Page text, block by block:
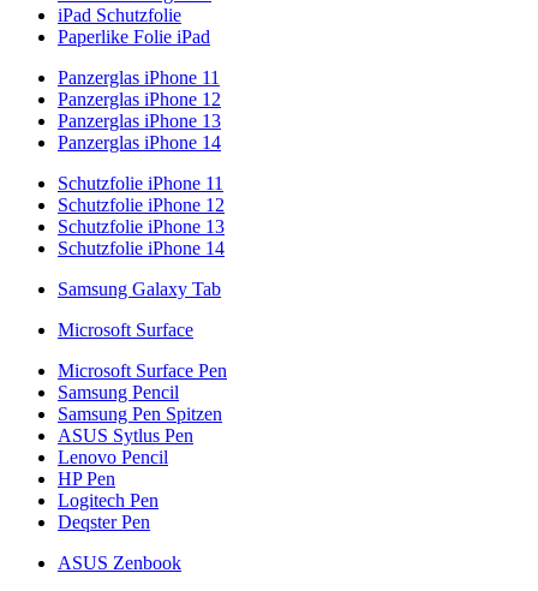
iPad Schutzfolie
Paperlike Folie iPad
Panzerglas iPhone 11
Panzerglas iPhone 12
Panzerglas iPhone 13
Panzerglas iPhone 14
Schutzfolie iPhone 11
Schutzfolie iPhone 12
Schutzfolie iPhone 13
Schutzfolie iPhone 14
Samsung Galaxy Tab
Microsoft Surface
Microsoft Surface Pen
Samsung Pencil
Samsung Pen Spitzen
ASUS Sytlus Pen
Lenovo Pencil
HP Pen
Logitech Pen
Deqster Pen
ASUS Zenbook